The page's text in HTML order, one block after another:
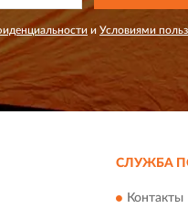
и Условиями
СЛУЖБА
Контакты